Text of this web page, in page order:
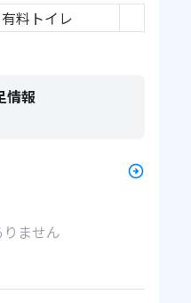
有料トイレ
情報
ません